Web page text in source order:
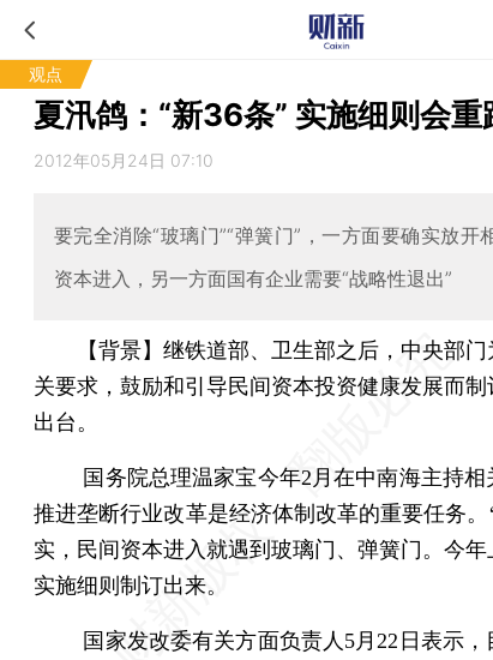
观点
夏汛鸽：“新36条” 实施细则会重
2012年05月24日 07:10
要完全消除“玻璃门”“弹簧门”，一方面要确实放开
资本进入，另一方面国有企业需要“战略性退出”
【背景】继铁道部、卫生部之后，中央部门
关要求，鼓励和引导民间资本投资健康发展而
出台。
国务院总理温家宝今年2月在中南海主持相
推进垄断行业改革是经济体制改革的重要任务。
实，民间资本进入就遇到玻璃门、弹簧门。今
实施细则制订出来。
国家发改委有关方面负责人5月22日表示，